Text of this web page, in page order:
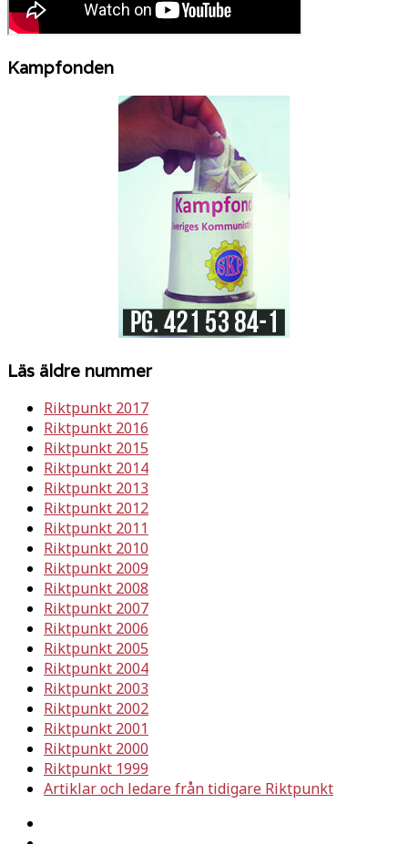
Kampfonden
Läs äldre nummer
Riktpunkt 2017
Riktpunkt 2016
Riktpunkt 2015
Riktpunkt 2014
Riktpunkt 2013
Riktpunkt 2012
Riktpunkt 2011
Riktpunkt 2010
Riktpunkt 2009
Riktpunkt 2008
Riktpunkt 2007
Riktpunkt 2006
Riktpunkt 2005
Riktpunkt 2004
Riktpunkt 2003
Riktpunkt 2002
Riktpunkt 2001
Riktpunkt 2000
Riktpunkt 1999
Artiklar och ledare från tidigare Riktpunkt